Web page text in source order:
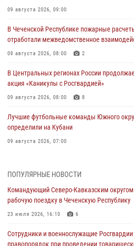
09 августа 2026, 09:00
В Чеченской Республике пожарные
отработали межведомственное
09 августа 2026, 08:00 2
В Центральных регионах России
акция «Каникулы с Росгвардией»
09 августа 2026, 08:00 8
Лучшие футбольные команды Южного
определили на Кубани
09 августа 2026, 07:00
(видео)
Росгвардейцы провели занятие по
воспитанников Центра детского,
09 августа 2026, 05:00
ПОПУЛЯРНЫЕ НОВОСТИ
Командующий Северо-Кавказским
рабочую поездку в Чеченскую Республику
23 июля 2026, 16:10 6
Сотрудники и военнослужащие
правопорядок при проведении